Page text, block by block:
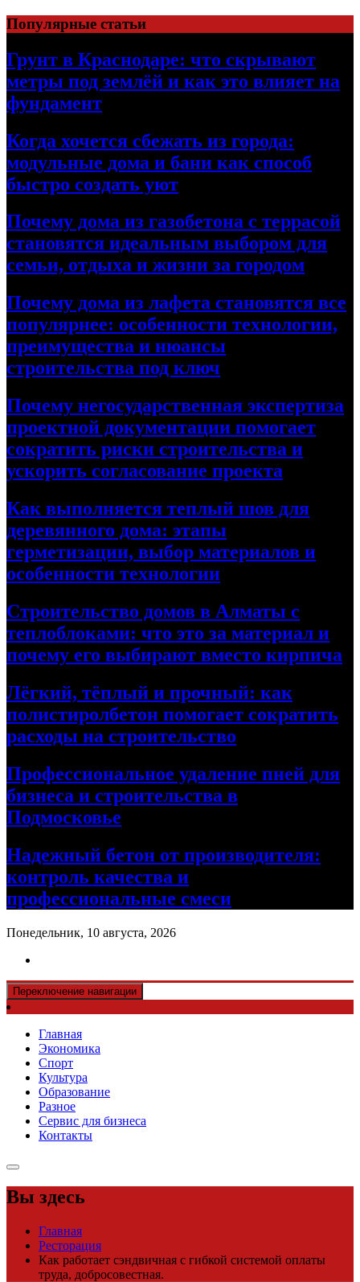
Перейти
к
содержимому
Популярные статьи
Грунт в Краснодаре: что скрывают
метры под землёй и как это влияет на
фундамент
Когда хочется сбежать из города:
модульные дома и бани как способ
быстро создать уют
Почему дома из газобетона с террасой
становятся идеальным выбором для
семьи, отдыха и жизни за городом
Почему дома из лафета становятся все
популярнее: особенности технологии,
преимущества и нюансы
строительства под ключ
Почему негосударственная экспертиза
проектной документации помогает
сократить риски строительства и
ускорить согласование проекта
Как выполняется теплый шов для
деревянного дома: этапы
герметизации, выбор материалов и
особенности технологии
Строительство домов в Алматы с
теплоблоками: что это за материал и
почему его выбирают вместо кирпича
Лёгкий, тёплый и прочный: как
полистиролбетон помогает сократить
расходы на строительство
Профессиональное удаление пней для
бизнеса и строительства в
Подмосковье
Надежный бетон от производителя:
контроль качества и
профессиональные смеси
Понедельник, 10 августа, 2026
Переключение навигации
Главная
Экономика
Спорт
Культура
Образование
Разное
Сервис для бизнеса
Контакты
Вы здесь
Главная
Ресторация
Как работает сэндвичная с гибкой системой оплаты
труда, добросовестная.